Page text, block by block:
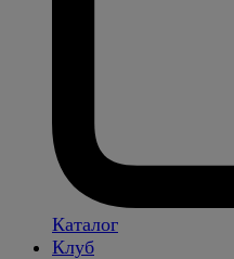
Каталог
Клуб